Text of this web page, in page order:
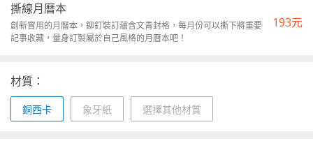
撕線月曆本
創新實用的月曆本，鉚釘裝訂蘊含文青封格，每月份可以撕下將重要
記事收藏，量身訂製屬於自己風格的月曆本吧！
193元
材質：
銅西卡 象牙紙 選擇其他材質